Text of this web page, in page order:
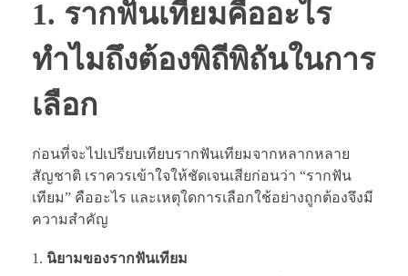
1. รากฟันเทียมคืออะไร
ทำไมถึงต้องพิถีพิถันในการ
เลือก
ก่อนที่จะไปเปรียบเทียบรากฟันเทียมจากหลากหลาย
สัญชาติ เราควรเข้าใจให้ชัดเจนเสียก่อนว่า “รากฟัน
เทียม” คืออะไร และเหตุใดการเลือกใช้อย่างถูกต้องจึงมี
ความสำคัญ
นิยามของรากฟันเทียม